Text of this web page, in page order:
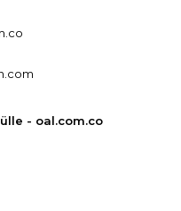
- oal.com.co